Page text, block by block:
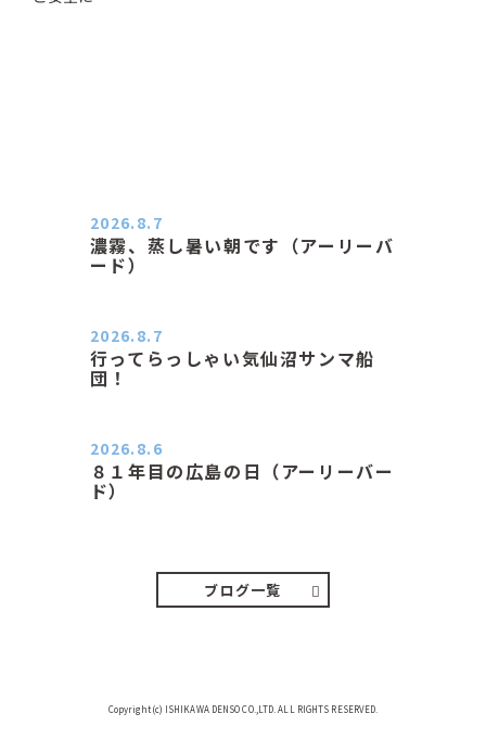
濃霧、蒸し暑い朝です（アーリーバ
ード）
2026.8.7
行ってらっしゃい気仙沼サンマ船
団！
2026.8.7
８１年目の広島の日（アーリーバー
ド）
2026.8.6
ブログ一覧
Copyright(c) ISHIKAWA DENSO CO.,LTD. ALL RIGHTS RESERVED.